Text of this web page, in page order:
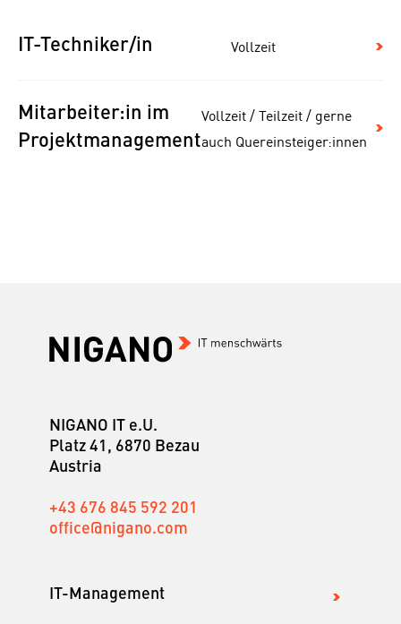
IT-Techniker/in Vollzeit
Mitarbeiter:in im
Projektmanagement
Vollzeit / Teilzeit / gerne
auch Quereinsteiger:innen
NIGANO IT e.U.
Platz 41, 6870 Bezau
Austria
+43 676 845 592 201
office@nigano.com
IT-Management